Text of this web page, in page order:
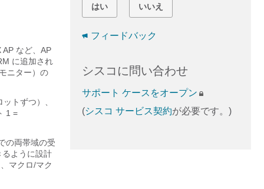
など、AP
に追加され
ニター）の
トずつ）、
1 =
の両帯域の受
ように設計
マクロ/マク
はい いいえ
フィードバック
シスコに問い合わせ
サポート ケースをオープン
(シスコ サービス契約が必要です。)